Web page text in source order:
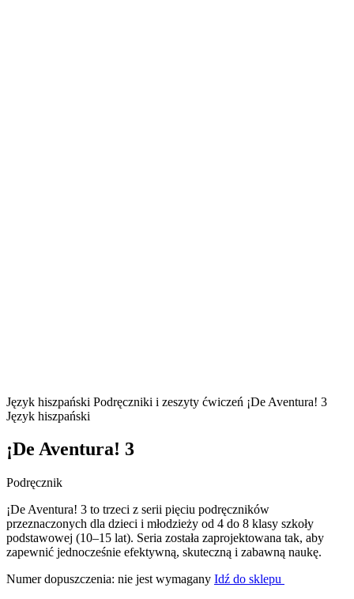
Język hiszpański Podręczniki i zeszyty ćwiczeń ¡De Aventura! 3
Język hiszpański
¡De Aventura! 3
Podręcznik
¡De Aventura! 3 to trzeci z serii pięciu podręczników
przeznaczonych dla dzieci i młodzieży od 4 do 8 klasy szkoły
podstawowej (10–15 lat). Seria została zaprojektowana tak, aby
zapewnić jednocześnie efektywną, skuteczną i zabawną naukę.
Numer dopuszczenia: nie jest wymagany Idź do sklepu